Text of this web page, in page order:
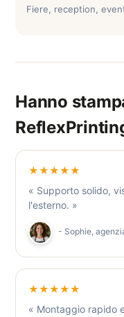
Fiere, reception,
Hanno
★★★★★
« Supporto solido,
l'esterno. »
- Sophie,
★★★★★
« Montaggio rapido